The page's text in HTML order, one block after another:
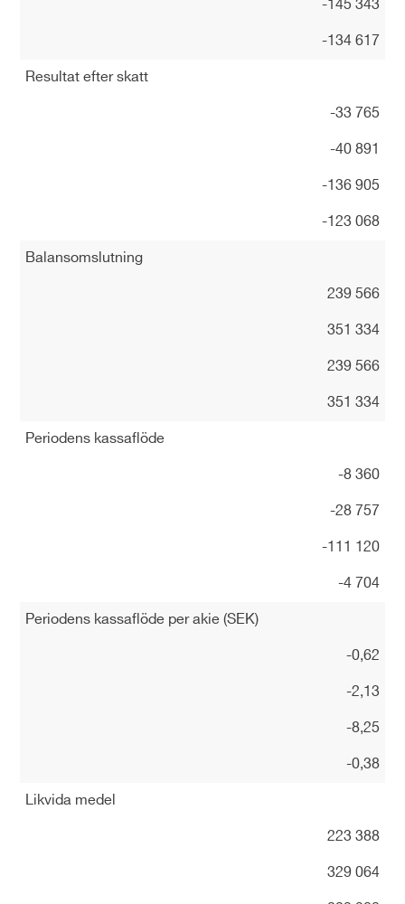
-145 343
-134 617
Resultat efter skatt
-33 765
-40 891
-136 905
-123 068
Balansomslutning
239 566
351 334
239 566
351 334
Periodens kassaflöde
-8 360
-28 757
-111 120
-4 704
Periodens kassaflöde per akie (SEK)
-0,62
-2,13
-8,25
-0,38
Likvida medel
223 388
329 064